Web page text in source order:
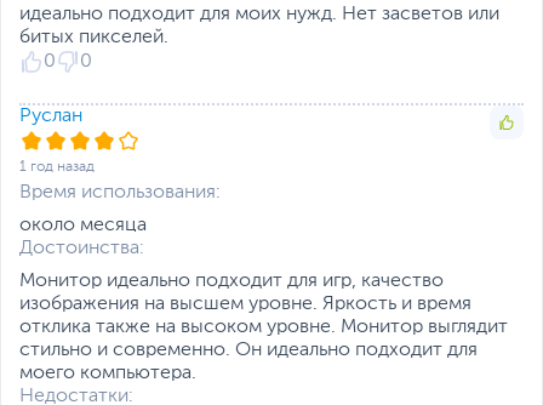
Отличительной особенностью монитора
до 170 Гц в режиме разгона. За счет этого
улучшается плавность отображения
динамичных сцен в играх и фильмах.
GameVisual, Extreme
DisplayWidget, Low Blue
Размеры и вес
Размеры (Ш х В х Г)
61.5 x 36.6 x 5 см - без
подставки
идеально подходит для моих нужд. Нет засветов или
битых пикселей.
0
0
Руслан
1 год назад
Время использования:
около месяца
Достоинства:
Монитор идеально подходит для игр, качество
изображения на высшем уровне. Яркость и время
отклика также на высоком уровне. Монитор выглядит
стильно и современно. Он идеально подходит для
моего компьютера.
Недостатки: